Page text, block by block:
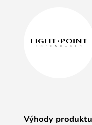
Výhody produktu